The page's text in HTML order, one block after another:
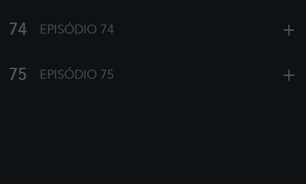
74 EPISÓDIO 74 +
75 EPISÓDIO 75 +